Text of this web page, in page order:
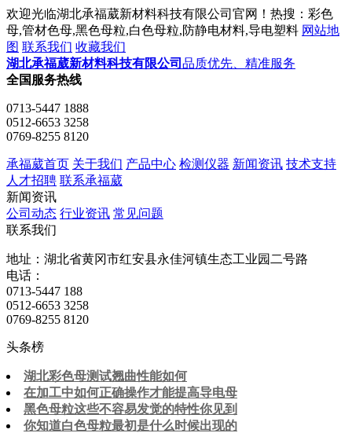
欢迎光临湖北承福葳新材料科技有限公司官网！热搜：彩色
母,管材色母,黑色母粒,白色母粒,防静电材料,导电塑料 网站地
图 联系我们 收藏我们
湖北承福葳新材料科技有限公司 品质优先、精准服务
全国服务热线
0713-5447 1888
0512-6653 3258
0769-8255 8120
承福葳首页 关于我们 产品中心 检测仪器 新闻资讯 技术支持
人才招聘 联系承福葳
新闻资讯
公司动态 行业资讯 常见问题
联系我们
地址：湖北省黄冈市红安县永佳河镇生态工业园二号路
电话：
0713-5447 188
0512-6653 3258
0769-8255 8120
头条榜
湖北彩色母测试翘曲性能如何
在加工中如何正确操作才能提高导电母
黑色母粒这些不容易发觉的特性你见到
你知道白色母粒最初是什么时候出现的